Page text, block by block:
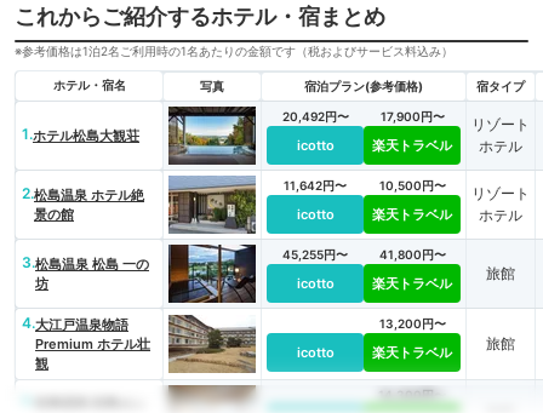
これからご紹介するホテル・宿まとめ
※参考価格は1泊2名ご利用時の1名あたりの金額です（税およびサービス料込み）
ホテル・宿名 写真 宿泊プラン(参考価格) 宿タイプ
1.ホテル松島大観荘
20,492円〜
icotto
17,900円〜
楽天トラベル
リゾート
ホテル
2.松島温泉 ホテル絶
景の館
11,642円〜
icotto
10,500円〜
楽天トラベル
リゾート
ホテル
3.松島温泉 松島 一の
坊
45,255円〜
icotto
41,800円〜
楽天トラベル
旅館
4.大江戸温泉物語
Premium ホテル壮
観
icotto
13,200円〜
楽天トラベル 旅館
14,300円〜